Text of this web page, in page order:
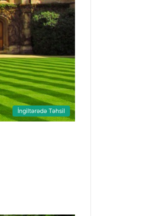
İngiltərədə Təhsil